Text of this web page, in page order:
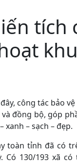
tích
công tác bảo
đồng bộ, góp
xanh – sạch – đẹp.
toàn tỉnh đã có
Có 130/193 xã